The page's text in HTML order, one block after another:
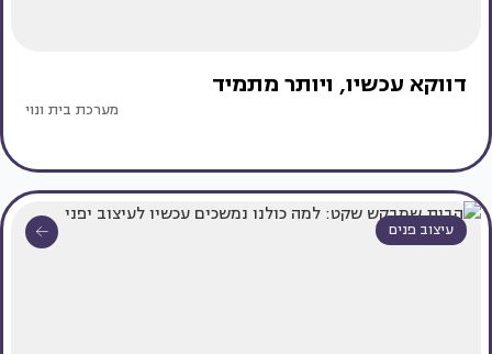
דווקא עכשיו, ויותר מתמיד
מערכת בית ונוי
עיצוב פנים